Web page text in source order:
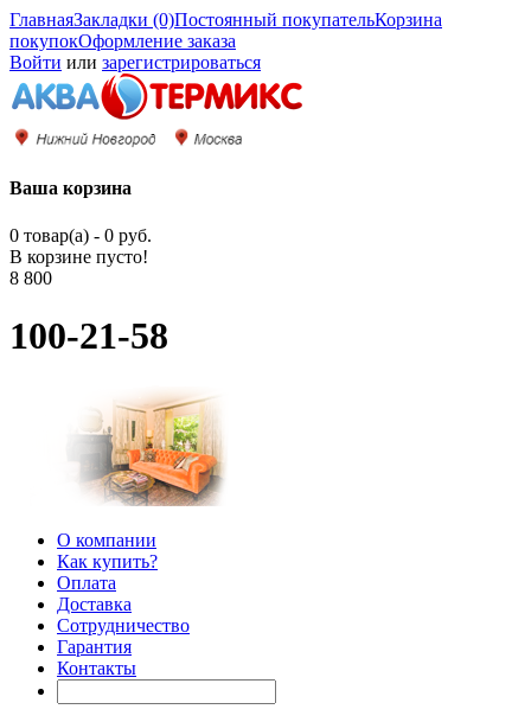
ГлавнаяЗакладки (0)Постоянный покупательКорзина
покупокОформление заказа
Войти или зарегистрироваться
Ваша корзина
0 товар(а) - 0 руб.
В корзине пусто!
8 800
100-21-58
О компании
Как купить?
Оплата
Доставка
Сотрудничество
Гарантия
Контакты